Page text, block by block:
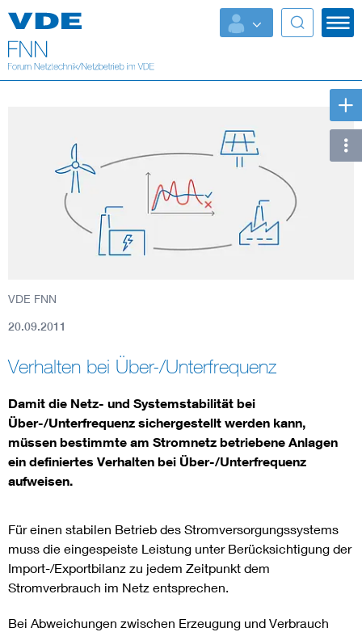
Top Themen
Fokusthemen
AI & Digital Trust
Health
Digitalisierung und Metering
Innovative Netztechnologien
Umwelt- und Naturschutz
Regelsetzung
VDE FNN
20.09.2011
Verhalten bei Über-/Unterfrequenz
Damit die Netz- und Systemstabilität bei
Über-/Unterfrequenz sichergestellt werden kann,
müssen bestimmte am Stromnetz betriebene Anlagen
ein definiertes Verhalten bei Über-/Unterfrequenz
aufweisen.
Für einen stabilen Betrieb des Stromversorgungssystems
muss die eingespeiste Leistung unter Berücksichtigung der
Import-/Exportbilanz zu jedem Zeitpunkt dem
Stromverbrauch im Netz entsprechen.
Bei Abweichungen zwischen Erzeugung und Verbrauch